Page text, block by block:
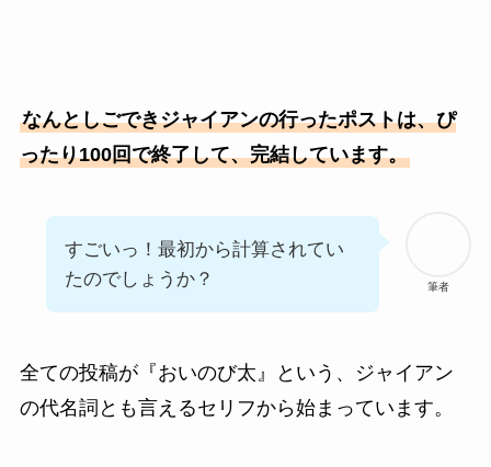
なんとしごできジャイアンの行ったポストは、ぴ
ったり100回で終了して、完結しています。
筆者
すごいっ！最初から計算されてい
たのでしょうか？
全ての投稿が『おいのび太』という、ジャイアン
の代名詞とも言えるセリフから始まっています。